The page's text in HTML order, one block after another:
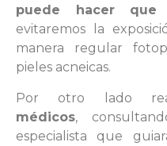
puede hacer que
evitaremos la
manera regular
pieles acneicas.
Por otro lado
médicos,
especialista que